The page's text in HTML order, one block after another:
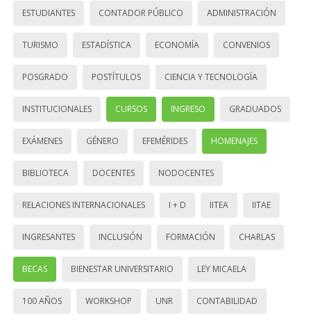
ESTUDIANTES CONTADOR PÚBLICO ADMINISTRACIÓN
TURISMO ESTADÍSTICA ECONOMÍA CONVENIOS
POSGRADO POSTÍTULOS CIENCIA Y TECNOLOGÍA
INSTITUCIONALES CURSOS INGRESO GRADUADOS
EXÁMENES GÉNERO EFEMÉRIDES HOMENAJES
BIBLIOTECA DOCENTES NODOCENTES
RELACIONES INTERNACIONALES I + D IITEA IITAE
INGRESANTES INCLUSIÓN FORMACIÓN CHARLAS
BECAS BIENESTAR UNIVERSITARIO LEY MICAELA
100 AÑOS WORKSHOP UNR CONTABILIDAD